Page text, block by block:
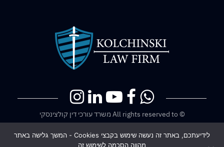
© All rights reserved to משרד עורכי דין קולצינסקי
בניית אתרים
לידיעתכם, באתר זה נעשה שימוש בקבצי Cookies - המשך גלישה באתר
מהווה הסכמה לשימוש זה